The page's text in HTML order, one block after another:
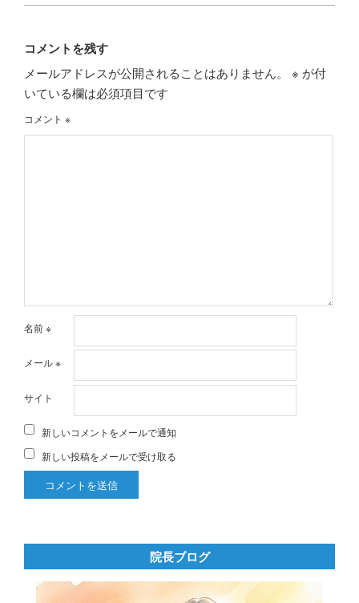
コメントを残す
メールアドレスが公開されることはありません。 ※ が付
いている欄は必須項目です
コメント ※
名前※
メール※
サイト
新しいコメントをメールで通知
新しい投稿をメールで受け取る
院長ブログ